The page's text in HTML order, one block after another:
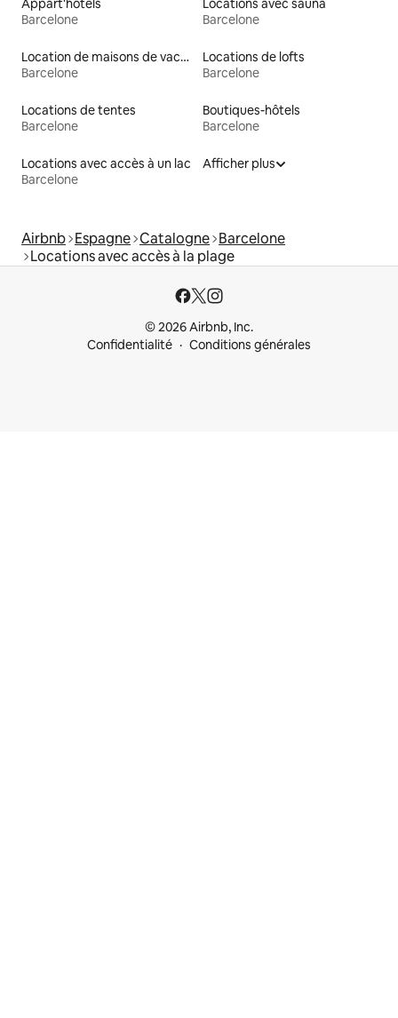
Appart'hôtels
Barcelone
Locations avec sauna
Barcelone
Location de maisons de vacances
Barcelone
Locations de lofts
Barcelone
Locations de tentes
Barcelone
Boutiques-hôtels
Barcelone
Locations avec accès à un lac
Barcelone
Afficher plus
Airbnb Espagne Catalogne Barcelone
Locations avec accès à la plage
© 2026 Airbnb, Inc.
Confidentialité
Conditions générales